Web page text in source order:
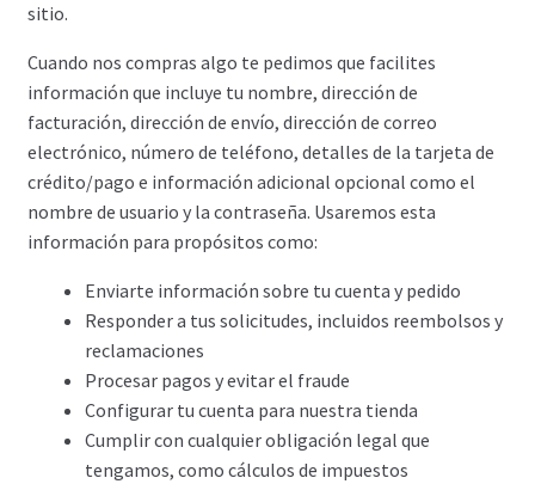
sitio.
Cuando nos compras algo te pedimos que facilites
información que incluye tu nombre, dirección de
facturación, dirección de envío, dirección de correo
electrónico, número de teléfono, detalles de la tarjeta de
crédito/pago e información adicional opcional como el
nombre de usuario y la contraseña. Usaremos esta
información para propósitos como:
Enviarte información sobre tu cuenta y pedido
Responder a tus solicitudes, incluidos reembolsos y
reclamaciones
Procesar pagos y evitar el fraude
Configurar tu cuenta para nuestra tienda
Cumplir con cualquier obligación legal que
tengamos, como cálculos de impuestos